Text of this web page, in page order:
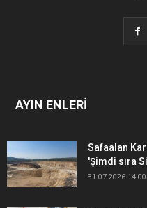
AYIN ENLERİ
Safaalan
'Şimdi sıra
31.07.2026